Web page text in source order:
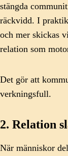
stängda
räckvidd. I
och mer skickas
relation som
Det gör att
verkningsfull.
2. Relation
När människor